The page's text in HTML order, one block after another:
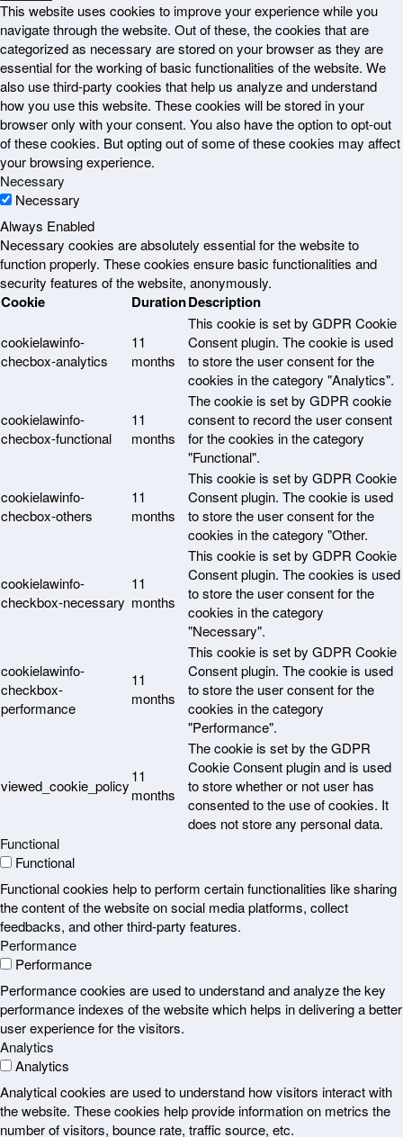
This website uses cookies to improve your experience while you
navigate through the website. Out of these, the cookies that are
categorized as necessary are stored on your browser as they are
essential for the working of basic functionalities of the website. We
also use third-party cookies that help us analyze and understand
how you use this website. These cookies will be stored in your
browser only with your consent. You also have the option to opt-out
of these cookies. But opting out of some of these cookies may affect
your browsing experience.
Necessary
Necessary
Always Enabled
Necessary cookies are absolutely essential for the website to
function properly. These cookies ensure basic functionalities and
security features of the website, anonymously.
Cookie DurationDescription
cookielawinfo-
checbox-analytics
11
months
This cookie is set by GDPR Cookie
Consent plugin. The cookie is used
to store the user consent for the
cookies in the category "Analytics".
cookielawinfo-
checbox-functional
11
months
The cookie is set by GDPR cookie
consent to record the user consent
for the cookies in the category
"Functional".
cookielawinfo-
checbox-others
11
months
This cookie is set by GDPR Cookie
Consent plugin. The cookie is used
to store the user consent for the
cookies in the category "Other.
cookielawinfo-
checkbox-necessary
11
months
This cookie is set by GDPR Cookie
Consent plugin. The cookies is used
to store the user consent for the
cookies in the category
"Necessary".
cookielawinfo-
checkbox-
performance
11
months
This cookie is set by GDPR Cookie
Consent plugin. The cookie is used
to store the user consent for the
cookies in the category
"Performance".
viewed_cookie_policy
11
months
The cookie is set by the GDPR
Cookie Consent plugin and is used
to store whether or not user has
consented to the use of cookies. It
does not store any personal data.
Functional
Functional
Functional cookies help to perform certain functionalities like sharing
the content of the website on social media platforms, collect
feedbacks, and other third-party features.
Performance
Performance
Performance cookies are used to understand and analyze the key
performance indexes of the website which helps in delivering a better
user experience for the visitors.
Analytics
Analytics
Analytical cookies are used to understand how visitors interact with
the website. These cookies help provide information on metrics the
number of visitors, bounce rate, traffic source, etc.